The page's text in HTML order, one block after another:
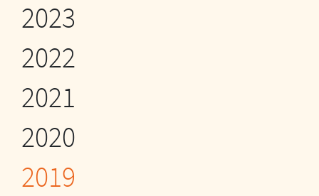
2023
2022
2021
2020
2019